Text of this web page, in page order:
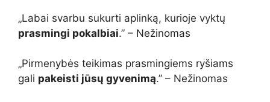
„Labai svarbu sukurti aplinką, kurioje vyktų
prasmingi pokalbiai.” – Nežinomas
„Pirmenybės teikimas prasmingiems ryšiams
gali pakeisti jūsų gyvenimą.” – Nežinomas